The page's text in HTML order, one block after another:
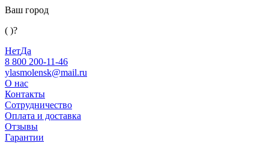
Ваш город
( )?
НетДа
8 800 200-11-46
ylasmolensk@mail.ru
О нас
Контакты
Сотрудничество
Оплата и доставка
Отзывы
Гарантии